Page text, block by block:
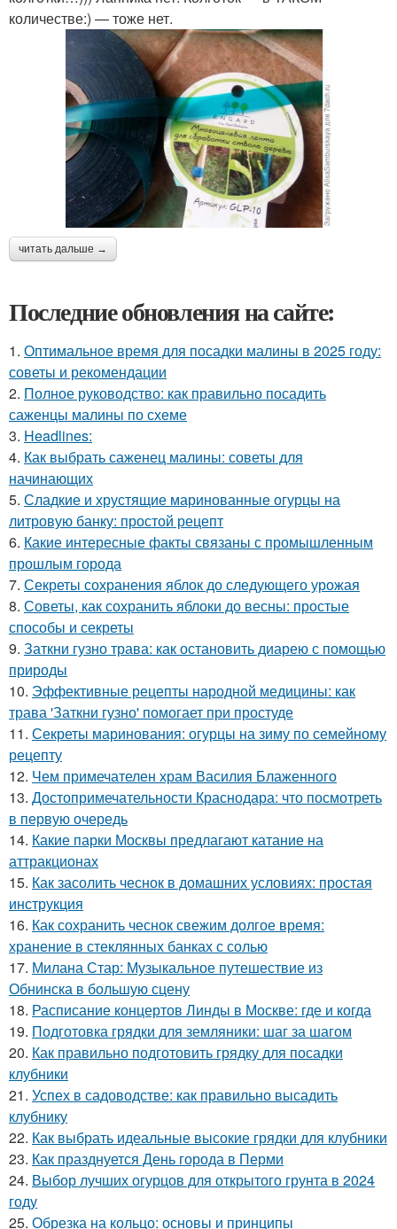
количестве:) — тоже нет.
читать дальше →
Последние обновления на сайте:
1. Оптимальное время для посадки малины в 2025 году:
советы и рекомендации
2. Полное руководство: как правильно посадить
саженцы малины по схеме
3. Headlines:
4. Как выбрать саженец малины: советы для
начинающих
5. Сладкие и хрустящие маринованные огурцы на
литровую банку: простой рецепт
6. Какие интересные факты связаны с промышленным
прошлым города
7. Секреты сохранения яблок до следующего урожая
8. Советы, как сохранить яблоки до весны: простые
способы и секреты
9. Заткни гузно трава: как остановить диарею с помощью
природы
10. Эффективные рецепты народной медицины: как
трава 'Заткни гузно' помогает при простуде
11. Секреты маринования: огурцы на зиму по семейному
рецепту
12. Чем примечателен храм Василия Блаженного
13. Достопримечательности Краснодара: что посмотреть
в первую очередь
14. Какие парки Москвы предлагают катание на
аттракционах
15. Как засолить чеснок в домашних условиях: простая
инструкция
16. Как сохранить чеснок свежим долгое время:
хранение в стеклянных банках с солью
17. Милана Стар: Музыкальное путешествие из
Обнинска в большую сцену
18. Расписание концертов Линды в Москве: где и когда
19. Подготовка грядки для земляники: шаг за шагом
20. Как правильно подготовить грядку для посадки
клубники
21. Успех в садоводстве: как правильно высадить
клубнику
22. Как выбрать идеальные высокие грядки для клубники
23. Как празднуется День города в Перми
24. Выбор лучших огурцов для открытого грунта в 2024
году
25. Обрезка на кольцо: основы и принципы